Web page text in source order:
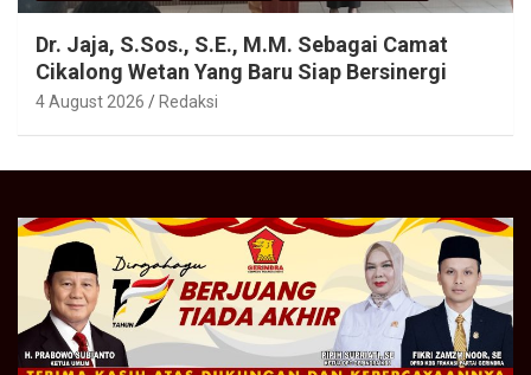
Dr. Jaja, S.Sos., S.E., M.M. Sebagai Camat
Cikalong Wetan Yang Baru Siap Bersinergi
4 August 2026 Redaksi